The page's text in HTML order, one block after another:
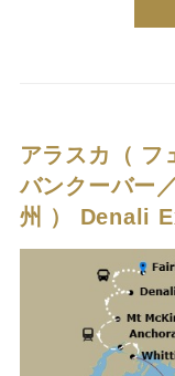
アラスカ（ フ
バンクーバー
州 ） Denali